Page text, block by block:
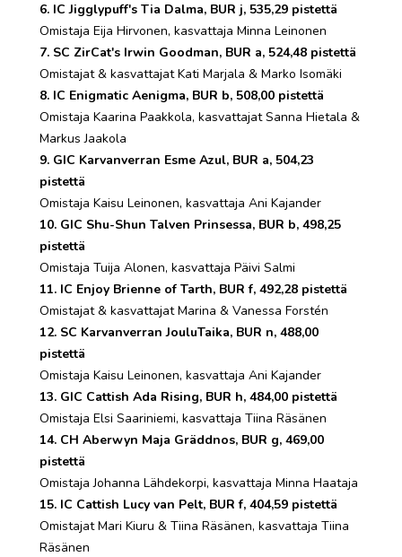
6. IC Jigglypuff's Tia Dalma, BUR j, 535,29 pistettä
Omistaja Eija Hirvonen, kasvattaja Minna Leinonen
7. SC ZirCat's Irwin Goodman, BUR a, 524,48 pistettä
Omistajat & kasvattajat Kati Marjala & Marko Isomäki
8. IC Enigmatic Aenigma, BUR b, 508,00 pistettä
Omistaja Kaarina Paakkola, kasvattajat Sanna Hietala &
Markus Jaakola
9. GIC Karvanverran Esme Azul, BUR a, 504,23
pistettä
Omistaja Kaisu Leinonen, kasvattaja Ani Kajander
10. GIC Shu-Shun Talven Prinsessa, BUR b, 498,25
pistettä
Omistaja Tuija Alonen, kasvattaja Päivi Salmi
11. IC Enjoy Brienne of Tarth, BUR f, 492,28 pistettä
Omistajat & kasvattajat Marina & Vanessa Forstén
12. SC Karvanverran JouluTaika, BUR n, 488,00
pistettä
Omistaja Kaisu Leinonen, kasvattaja Ani Kajander
13. GIC Cattish Ada Rising, BUR h, 484,00 pistettä
Omistaja Elsi Saariniemi, kasvattaja Tiina Räsänen
14. CH Aberwyn Maja Gräddnos, BUR g, 469,00
pistettä
Omistaja Johanna Lähdekorpi, kasvattaja Minna Haataja
15. IC Cattish Lucy van Pelt, BUR f, 404,59 pistettä
Omistajat Mari Kiuru & Tiina Räsänen, kasvattaja Tiina
Räsänen